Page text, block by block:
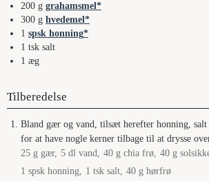
200 g grahamsmel
300 g hvedemel
1 spsk honning
1 tsk salt
1 æg
Tilberedelse
Bland gær og vand, tilsæt herefter honning, salt
for at have nogle kerner tilbage til at drysse
25 g gær, 5 dl vand, 40 g chia frø, 40 g
1 spsk honning, 1 tsk salt, 40 g hørfrø